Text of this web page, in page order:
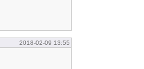
2018-02-09 13:55